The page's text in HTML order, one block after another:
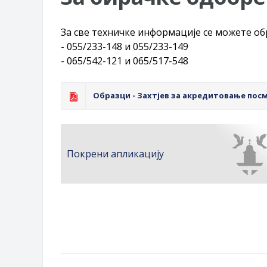
Обрасци захтјева за
Обавјештење о забрани
Обавјештење за предузетника -
За све техничке информације се можете
- 055/233-148 и 055/233-149
- 065/542-121 и 065/517-548
Образци - Захтјев за акредитовање
Покрени апликацију